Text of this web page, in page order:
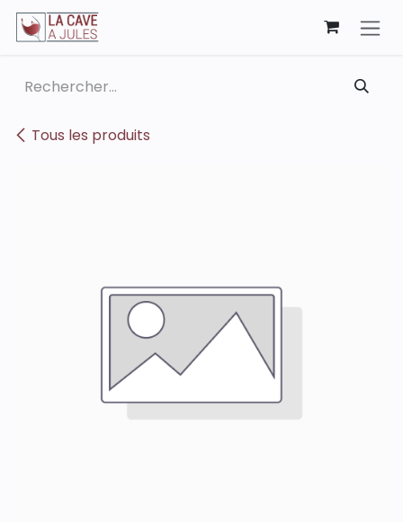
Se rendre au contenu
Tous les produits